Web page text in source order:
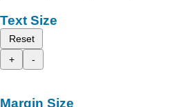
Text Size
Reset
+
-
Margin Size